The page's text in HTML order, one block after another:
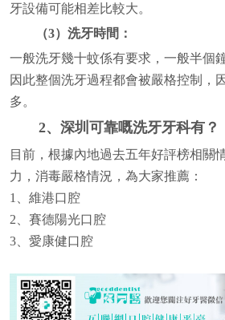
牙設備可能相差比較大。
（3）洗牙時間：
一般洗牙幾十蚊係有要求，一般半個
因此整個洗牙過程都會被嚴格控制，
多。
2、深圳可靠嘅洗牙牙科有？
目前，根據內地過去五年好評榜相關
力，消毒嚴格情況，為大家推薦：
1、維港口腔
2、賽德陽光口腔
3、愛康健口腔